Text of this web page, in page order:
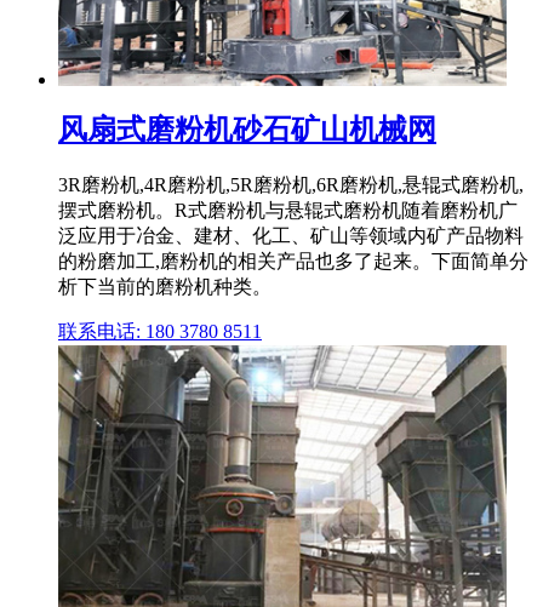
风扇式磨粉机砂石矿山机械网
3R磨粉机,4R磨粉机,5R磨粉机,6R磨粉机,悬辊式磨粉机,
摆式磨粉机。R式磨粉机与悬辊式磨粉机随着磨粉机广
泛应用于冶金、建材、化工、矿山等领域内矿产品物料
的粉磨加工,磨粉机的相关产品也多了起来。下面简单分
析下当前的磨粉机种类。
联系电话: 180 3780 8511